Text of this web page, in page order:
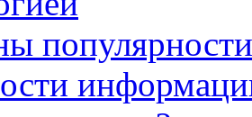
популярности